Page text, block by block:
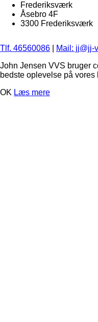
Frederiksværk
Åsebro 4F
3300 Frederiksværk
Tlf. 46560086 Mail: jj@jj-
John Jensen VVS bruger
bedste oplevelse på vores
OK Læs mere